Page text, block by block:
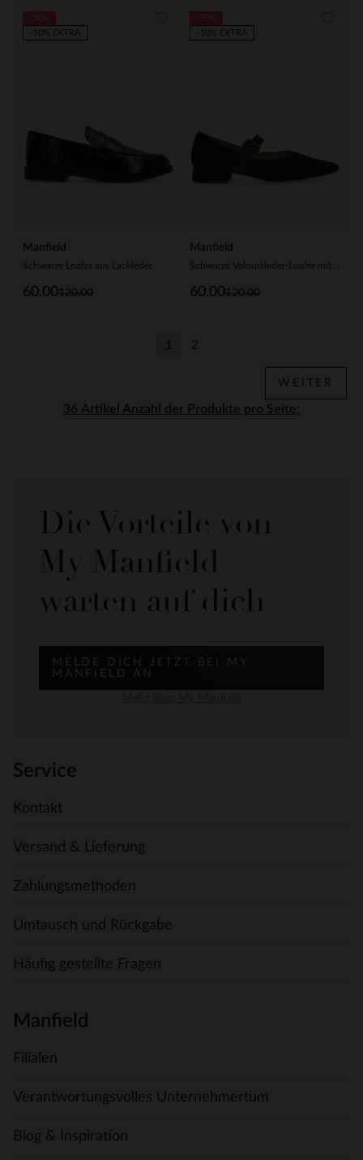
Manfield
Schwarze Loafer aus Lackleder
120.00
60.00
-10% EXTRA
Manfield
120.00
60.00
-10% EXTRA
Anzahl der Produkte pro Seite:
1 2
WEITER
Die Vorteile von
My Manfield
warten auf dich
MELDE DICH JETZT BEI MY
MANFIELD AN
Service
Kontakt
Versand & Lieferung
Zahlungsmethoden
Umtausch und Rückgabe
Häufig gestellte Fragen
Manfield
Filialen
Verantwortungsvolles Unternehmertum
Blog & Inspiration